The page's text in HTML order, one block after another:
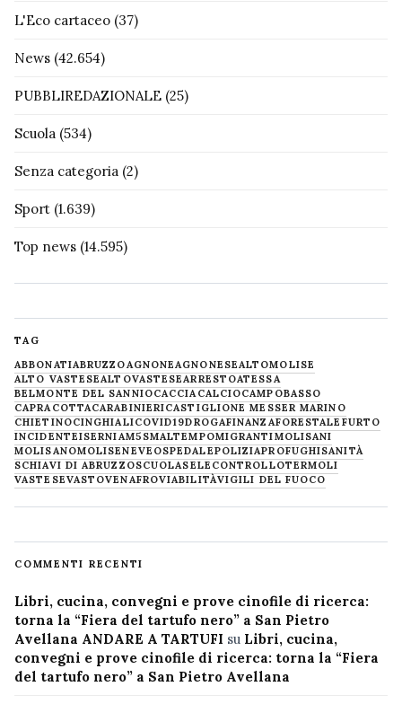
L'Eco cartaceo (37)
News (42.654)
PUBBLIREDAZIONALE (25)
Scuola (534)
Senza categoria (2)
Sport (1.639)
Top news (14.595)
TAG
ABBONATIABRUZZOAGNONEAGNONESEALTOMOLISE
ALTO VASTESEALTOVASTESEARRESTOATESSA
BELMONTE DEL SANNIOCACCIA CALCIOCAMPOBASSO
CAPRACOTTACARABINIERICASTIGLIONE MESSER MARINO
CHIETINOCINGHIALICOVID19DROGAFINANZAFORESTALE FURTO
INCIDENTEISERNIAM5SMALTEMPOMIGRANTIMOLISANI
MOLISANOMOLISENEVE OSPEDALEPOLIZIAPROFUGHISANITÀ
SCHIAVI DI ABRUZZOSCUOLASELECONTROLLOTERMOLI
VASTESEVASTOVENAFROVIABILITÀVIGILI DEL FUOCO
COMMENTI RECENTI
Libri, cucina, convegni e prove cinofile di ricerca:
torna la “Fiera del tartufo nero” a San Pietro
Avellana ANDARE A TARTUFI su Libri, cucina,
convegni e prove cinofile di ricerca: torna la “Fiera
del tartufo nero” a San Pietro Avellana